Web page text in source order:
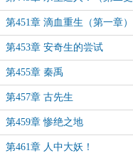
第451章 滴血重生（第一章）
第453章 安奇生的尝试
第455章 秦禹
第457章 古先生
第459章 惨绝之地
第461章 人中大妖！